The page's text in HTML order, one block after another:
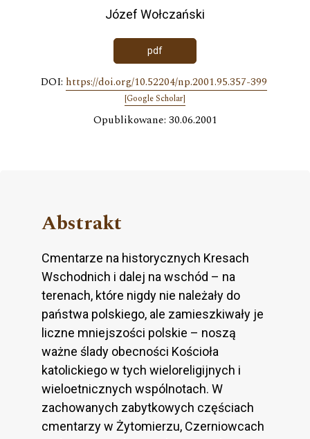
Józef Wołczański
pdf
DOI: https://doi.org/10.52204/np.2001.95.357-399
[Google Scholar]
Opublikowane: 30.06.2001
Abstrakt
Cmentarze na historycznych Kresach
Wschodnich i dalej na wschód – na
terenach, które nigdy nie należały do
państwa polskiego, ale zamieszkiwały je
liczne mniejszości polskie – noszą
ważne ślady obecności Kościoła
katolickiego w tych wieloreligijnych i
wieloetnicznych wspólnotach. W
zachowanych zabytkowych częściach
cmentarzy w Żytomierzu, Czerniowcach